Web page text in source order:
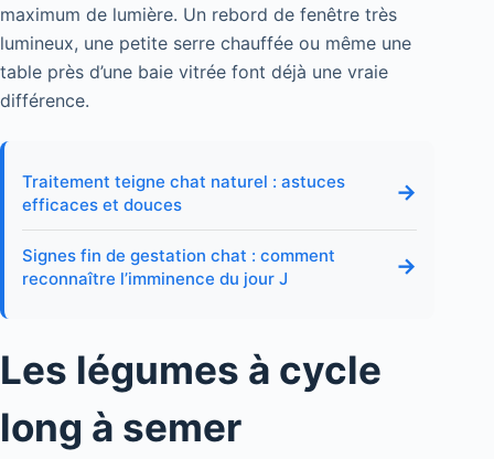
maximum de lumière. Un rebord de fenêtre très
lumineux, une petite serre chauffée ou même une
table près d’une baie vitrée font déjà une vraie
différence.
Traitement teigne chat naturel : astuces
efficaces et douces
→
Signes fin de gestation chat : comment
reconnaître l’imminence du jour J
→
Les légumes à cycle
long à semer